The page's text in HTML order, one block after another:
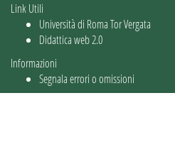
Link Utili
Università di Roma Tor Vergata
Didattica web 2.0
Informazioni
Segnala errori o omissioni